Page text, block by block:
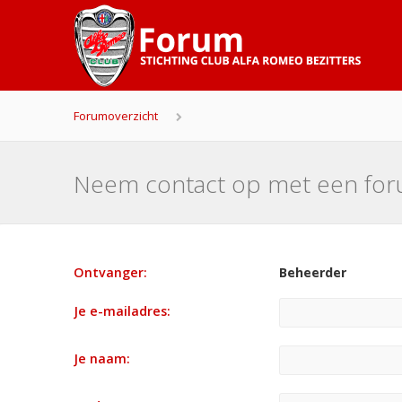
Forumoverzicht
Neem contact op met een
Ontvanger: Beheerder
Je e-mailadres:
Je naam: